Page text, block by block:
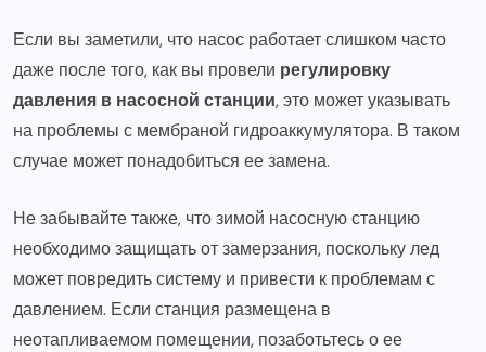
Если вы заметили, что насос работает слишком часто
даже после того, как вы провели регулировку
давления в насосной станции, это может указывать
на проблемы с мембраной гидроаккумулятора. В таком
случае может понадобиться ее замена.
Не забывайте также, что зимой насосную станцию
необходимо защищать от замерзания, поскольку лед
может повредить систему и привести к проблемам с
давлением. Если станция размещена в
неотапливаемом помещении, позаботьтесь о ее